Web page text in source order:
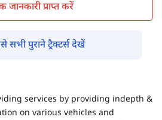
जानकारी प्राप्त करें
पुराने ट्रैक्टर्स देखें
services by providing indepth &
on various vehicles and